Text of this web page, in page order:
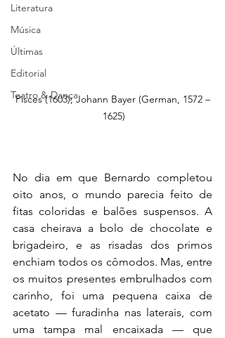
Literatura
Música
Últimas
Editorial
Teatro & Dança
Pisces (1603); Johann Bayer (German, 1572 –
1625)
No dia em que Bernardo completou
oito anos, o mundo parecia feito de
fitas coloridas e balões suspensos. A
casa cheirava a bolo de chocolate e
brigadeiro, e as risadas dos primos
enchiam todos os cômodos. Mas, entre
os muitos presentes embrulhados com
carinho, foi uma pequena caixa de
acetato — furadinha nas laterais, com
uma tampa mal encaixada — que